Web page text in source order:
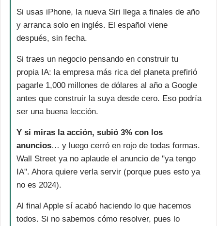
Si usas iPhone, la nueva Siri llega a finales de año
y arranca solo en inglés. El español viene
después, sin fecha.
Si traes un negocio pensando en construir tu
propia IA: la empresa más rica del planeta prefirió
pagarle 1,000 millones de dólares al año a Google
antes que construir la suya desde cero. Eso podría
ser una buena lección.
Y si miras la acción, subió 3% con los
anuncios… y luego cerró en rojo de todas formas.
Wall Street ya no aplaude el anuncio de "ya tengo
IA". Ahora quiere verla servir (porque pues esto ya
no es 2024).
Al final Apple sí acabó haciendo lo que hacemos
todos. Si no sabemos cómo resolver, pues lo